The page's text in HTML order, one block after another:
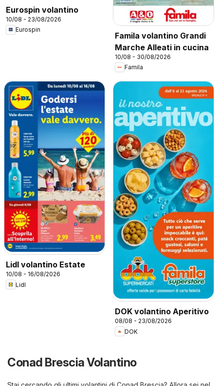
Eurospin volantino
10/08 - 23/08/2026
Eurospin
Famila volantino Grandi
Marche Alleati in cucina
10/08 - 30/08/2026
Famila
Lidl volantino Estate
10/08 - 16/08/2026
Lidl
DOK volantino Aperitivo
08/08 - 23/08/2026
DOK
Conad Brescia Volantino